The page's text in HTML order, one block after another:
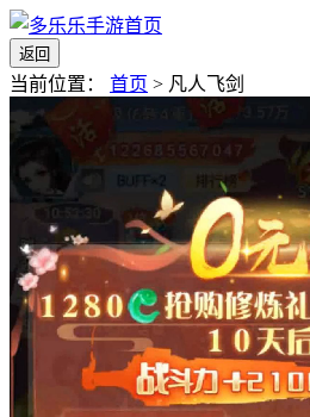
返回
当前位置： 首页 > 凡人飞剑